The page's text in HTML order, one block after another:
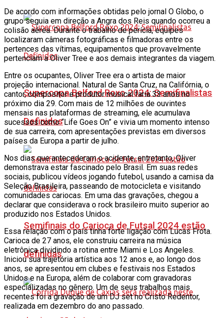
Supercopa Belford Roxo 2024: Semifinalistas
Definidos
Semifinais do Carioca de Futsal 2024 estão
definidas
De acordo com informações obtidas pelo jornal O Globo, o
grupo seguia em direção a Angra dos Reis quando ocorreu a
colisão aérea. Durante o trabalho de perícia, equipes
localizaram câmeras fotográficas e filmadoras entre os
pertences das vítimas, equipamentos que provavelmente
pertenciam a Oliver Tree e aos demais integrantes da viagem.
Entre os ocupantes, Oliver Tree era o artista de maior
projeção internacional. Natural de Santa Cruz, na Califórnia, o
cantor, compositor e produtor musical faria 33 anos no
próximo dia 29. Com mais de 12 milhões de ouvintes
mensais nas plataformas de streaming, ele acumulava
sucessos como “Life Goes On” e vivia um momento intenso
de sua carreira, com apresentações previstas em diversos
países da Europa a partir de julho.
Nos dias que antecederam o acidente, entretanto, Oliver
demonstrava estar fascinado pelo Brasil. Em suas redes
sociais, publicou vídeos jogando futebol, usando a camisa da
Seleção Brasileira, passeando de motocicleta e visitando
comunidades cariocas. Em uma das gravações, chegou a
declarar que considerava o rock brasileiro muito superior ao
produzido nos Estados Unidos.
Essa relação com o país tinha forte ligação com Lucas Frota.
Carioca de 27 anos, ele construiu carreira na música
eletrônica dividindo a rotina entre Miami e Los Angeles.
Iniciou sua trajetória artística aos 12 anos e, ao longo dos
anos, se apresentou em clubes e festivais nos Estados
Unidos e na Europa, além de colaborar com gravadoras
especializadas no gênero. Um de seus trabalhos mais
recentes foi a gravação de um DJ set no Cristo Redentor,
realizada em dezembro do ano passado.